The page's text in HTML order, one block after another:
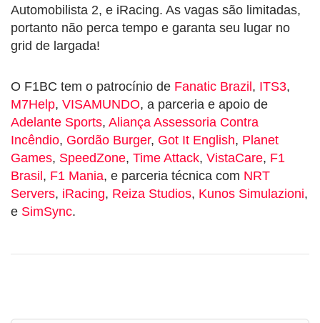
Automobilista 2, e iRacing. As vagas são limitadas,
portanto não perca tempo e garanta seu lugar no
grid de largada!
O F1BC tem o patrocínio de Fanatic Brazil, ITS3,
M7Help, VISAMUNDO, a parceria e apoio de
Adelante Sports, Aliança Assessoria Contra
Incêndio, Gordão Burger, Got It English, Planet
Games, SpeedZone, Time Attack, VistaCare, F1
Brasil, F1 Mania, e parceria técnica com NRT
Servers, iRacing, Reiza Studios, Kunos Simulazioni,
e SimSync.